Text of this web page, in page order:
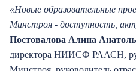
«Новые образовательные
Минстроя - доступность,
Постовалова Алина
директора НИИСФ РААСН,